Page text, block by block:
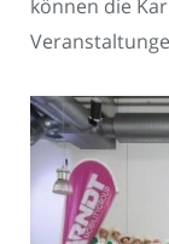
können die